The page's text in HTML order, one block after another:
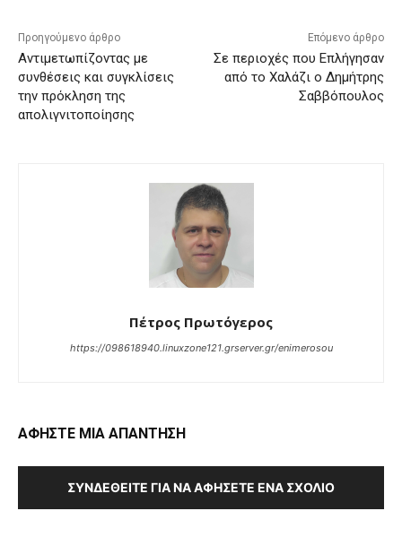
Προηγούμενο άρθρο
Αντιμετωπίζοντας με
συνθέσεις και συγκλίσεις
την πρόκληση της
απολιγνιτοποίησης
Επόμενο άρθρο
Σε περιοχές που Επλήγησαν
από το Χαλάζι ο Δημήτρης
Σαββόπουλος
Πέτρος Πρωτόγερος
https://098618940.linuxzone121.grserver.gr/enimerosou
ΑΦΗΣΤΕ ΜΙΑ ΑΠΑΝΤΗΣΗ
ΣΥΝΔΕΘΕΊΤΕ ΓΙΑ ΝΑ ΑΦΉΣΕΤΕ ΈΝΑ ΣΧΌΛΙΟ